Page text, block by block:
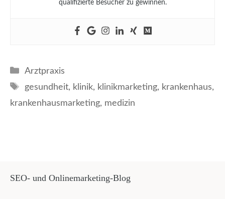
qualifizierte Besucher zu gewinnen.
Kategorien
Arztpraxis
Schlagwörter
gesundheit, klinik, klinikmarketing, krankenhaus,
krankenhausmarketing, medizin
SEO- und Onlinemarketing-Blog